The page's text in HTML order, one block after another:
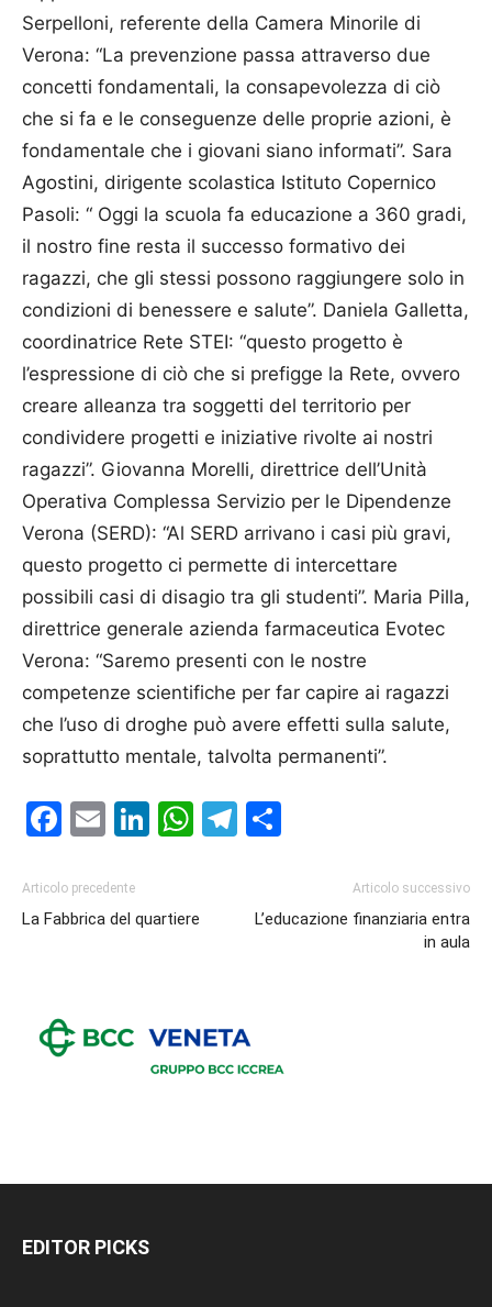
Serpelloni, referente della Camera Minorile di
Verona: “La prevenzione passa attraverso due
concetti fondamentali, la consapevolezza di ciò
che si fa e le conseguenze delle proprie azioni, è
fondamentale che i giovani siano informati”. Sara
Agostini, dirigente scolastica Istituto Copernico
Pasoli: “ Oggi la scuola fa educazione a 360 gradi,
il nostro fine resta il successo formativo dei
ragazzi, che gli stessi possono raggiungere solo in
condizioni di benessere e salute”. Daniela Galletta,
coordinatrice Rete STEI: “questo progetto è
l’espressione di ciò che si prefigge la Rete, ovvero
creare alleanza tra soggetti del territorio per
condividere progetti e iniziative rivolte ai nostri
ragazzi”. Giovanna Morelli, direttrice dell’Unità
Operativa Complessa Servizio per le Dipendenze
Verona (SERD): “Al SERD arrivano i casi più gravi,
questo progetto ci permette di intercettare
possibili casi di disagio tra gli studenti”. Maria Pilla,
direttrice generale azienda farmaceutica Evotec
Verona: “Saremo presenti con le nostre
competenze scientifiche per far capire ai ragazzi
che l’uso di droghe può avere effetti sulla salute,
soprattutto mentale, talvolta permanenti”.
Facebook
EmailLinkedIn
WhatsApp
Telegram
Articolo precedente
La Fabbrica del quartiere
Articolo successivo
L’educazione finanziaria entra
in aula
EDITOR PICKS